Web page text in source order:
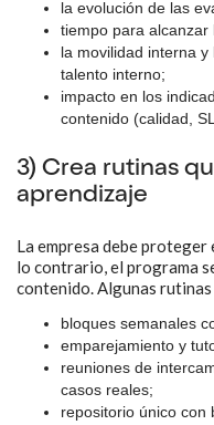
la evolución de las
tiempo para alcanzar
la movilidad interna
talento interno;
impacto en los
contenido (calidad,
3) Crea rutinas
aprendizaje
La empresa debe
lo contrario, el programa
contenido. Algunas
bloques semanales
emparejamiento y
reuniones de
casos reales;
repositorio único con